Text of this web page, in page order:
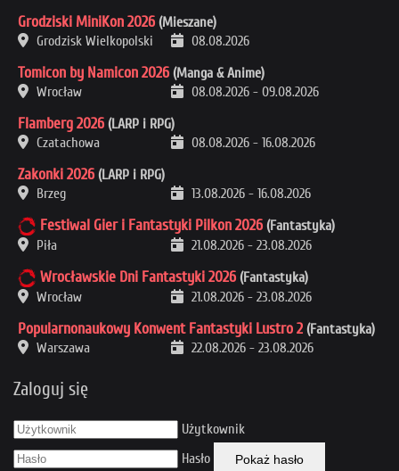
Grodziski MiniKon 2026 (Mieszane)
Grodzisk Wielkopolski
08.08.2026
Tomicon by Namicon 2026 (Manga & Anime)
Wrocław
08.08.2026 - 09.08.2026
Flamberg 2026 (LARP i RPG)
Czatachowa
08.08.2026 - 16.08.2026
Zakonki 2026 (LARP i RPG)
Brzeg
13.08.2026 - 16.08.2026
Festiwal Gier i Fantastyki Pilkon 2026 (Fantastyka)
Piła
21.08.2026 - 23.08.2026
Wrocławskie Dni Fantastyki 2026 (Fantastyka)
Wrocław
21.08.2026 - 23.08.2026
Popularnonaukowy Konwent Fantastyki Lustro 2 (Fantastyka)
Warszawa
22.08.2026 - 23.08.2026
Zaloguj się
Użytkownik
Hasło
Pokaż hasło